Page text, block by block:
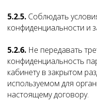
5.2.5. Соблюдать
конфиденциальности и
5.2.6. Не передавать
конфиденциальность
кабинету в закрытом
используемом для
настоящему договору.